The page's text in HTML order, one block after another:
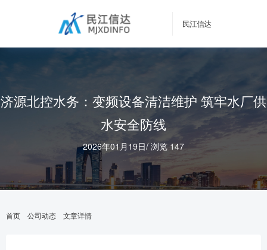
民江信达
济源北控水务：变频设备清洁维护 筑牢水厂供
水安全防线
2026年01月19日/ 浏览 147
首页 公司动态 文章详情